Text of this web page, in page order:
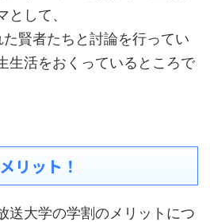
して、
賢者たちと討論を行ってい
生活をおくっているところで
リット！
送大学の学割のメリットにつ